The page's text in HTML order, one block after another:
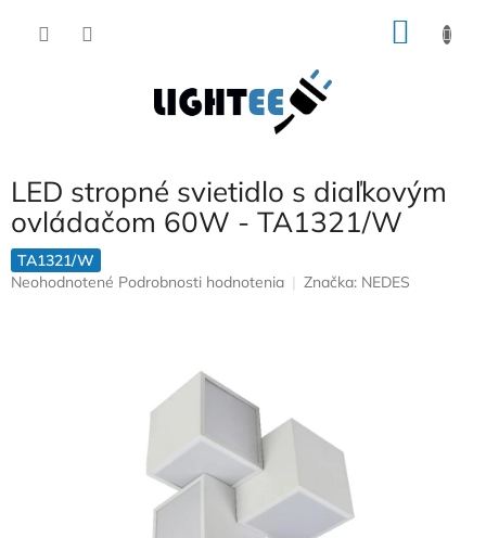
LED stropné svietidlo s diaľkovým
ovládačom 60W - TA1321/W
TA1321/W
Priemerné
Neohodnotené Podrobnosti hodnotenia Značka: NEDES